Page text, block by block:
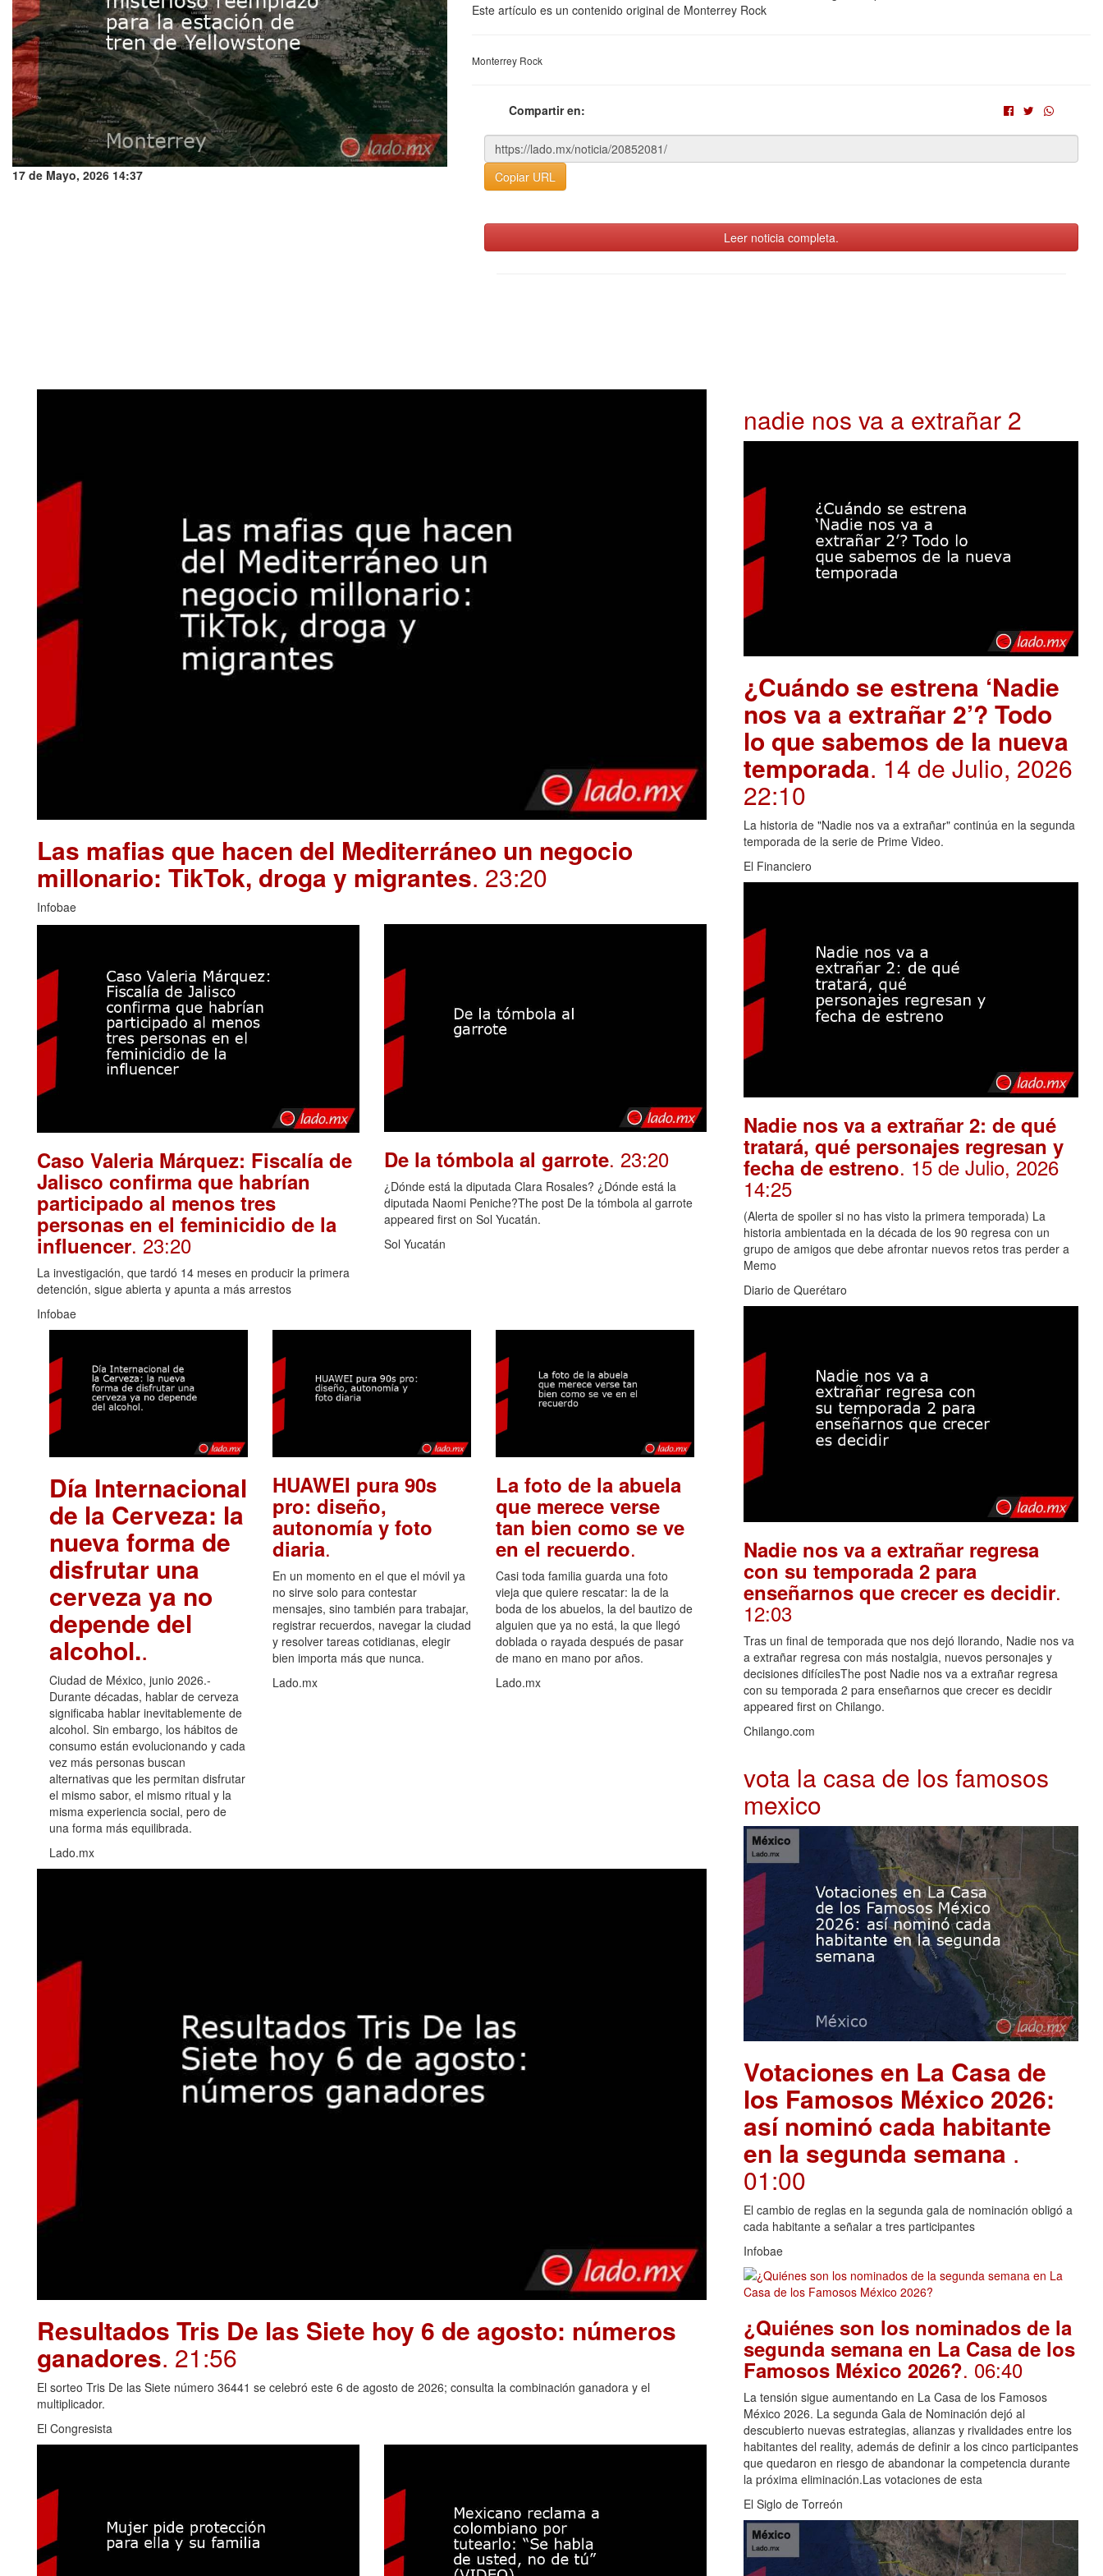
17 de Mayo, 2026 14:37
Este artículo es un contenido original de Monterrey Rock
Monterrey Rock
Compartir en:
Copiar URL
Leer noticia completa.
Las mafias que hacen del Mediterráneo un negocio
millonario: TikTok, droga y migrantes. 23:20
Infobae
Caso Valeria Márquez: Fiscalía de
Jalisco confirma que habrían
participado al menos tres
personas en el feminicidio de la
influencer. 23:20
La investigación, que tardó 14 meses en producir la primera
detención, sigue abierta y apunta a más arrestos
Infobae
De la tómbola al garrote. 23:20
¿Dónde está la diputada Clara Rosales? ¿Dónde está la
diputada Naomi Peniche?The post De la tómbola al garrote
appeared first on Sol Yucatán.
Sol Yucatán
Día Internacional
de la Cerveza: la
nueva forma de
disfrutar una
cerveza ya no
depende del
alcohol..
Ciudad de México, junio 2026.-
Durante décadas, hablar de cerveza
significaba hablar inevitablemente de
alcohol. Sin embargo, los hábitos de
consumo están evolucionando y cada
vez más personas buscan
alternativas que les permitan disfrutar
el mismo sabor, el mismo ritual y la
misma experiencia social, pero de
una forma más equilibrada.
Lado.mx
HUAWEI pura 90s
pro: diseño,
autonomía y foto
diaria.
En un momento en el que el móvil ya
no sirve solo para contestar
mensajes, sino también para trabajar,
registrar recuerdos, navegar la ciudad
y resolver tareas cotidianas, elegir
bien importa más que nunca.
Lado.mx
La foto de la abuela
que merece verse
tan bien como se ve
en el recuerdo.
Casi toda familia guarda una foto
vieja que quiere rescatar: la de la
boda de los abuelos, la del bautizo de
alguien que ya no está, la que llegó
doblada o rayada después de pasar
de mano en mano por años.
Lado.mx
Resultados Tris De las Siete hoy 6 de agosto: números
ganadores. 21:56
El sorteo Tris De las Siete número 36441 se celebró este 6 de agosto de 2026; consulta la combinación ganadora y el
multiplicador.
El Congresista
nadie nos va a extrañar 2
¿Cuándo se estrena ‘Nadie
nos va a extrañar 2’? Todo
lo que sabemos de la nueva
temporada. 14 de Julio, 2026
22:10
La historia de "Nadie nos va a extrañar" continúa en la segunda
temporada de la serie de Prime Video.
El Financiero
Nadie nos va a extrañar 2: de qué
tratará, qué personajes regresan y
fecha de estreno. 15 de Julio, 2026
14:25
(Alerta de spoiler si no has visto la primera temporada) La
historia ambientada en la década de los 90 regresa con un
grupo de amigos que debe afrontar nuevos retos tras perder a
Memo
Diario de Querétaro
Nadie nos va a extrañar regresa
con su temporada 2 para
enseñarnos que crecer es decidir.
12:03
Tras un final de temporada que nos dejó llorando, Nadie nos va
a extrañar regresa con más nostalgia, nuevos personajes y
decisiones difícilesThe post Nadie nos va a extrañar regresa
con su temporada 2 para enseñarnos que crecer es decidir
appeared first on Chilango.
Chilango.com
vota la casa de los famosos
mexico
Votaciones en La Casa de
los Famosos México 2026:
así nominó cada habitante
en la segunda semana .
01:00
El cambio de reglas en la segunda gala de nominación obligó a
cada habitante a señalar a tres participantes
Infobae
¿Quiénes son los nominados de la
segunda semana en La Casa de los
Famosos México 2026?. 06:40
La tensión sigue aumentando en La Casa de los Famosos
México 2026. La segunda Gala de Nominación dejó al
descubierto nuevas estrategias, alianzas y rivalidades entre los
habitantes del reality, además de definir a los cinco participantes
que quedaron en riesgo de abandonar la competencia durante
la próxima eliminación.Las votaciones de esta
El Siglo de Torreón